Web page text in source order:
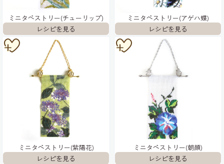
ミニタペストリー(チューリップ) ミニタペストリー(アゲハ蝶)
ミニタペストリー(紫陽花) ミニタペストリー(朝顔)